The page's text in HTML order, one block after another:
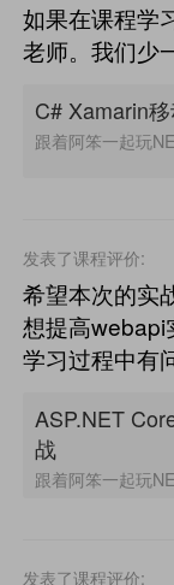
如果在课程学
老师。我们少
C# Xamarin
跟着阿笨一起玩
发表了课程评价:
希望本次的实
想提高webapi
学习过程中有
ASP.NET
战
跟着阿笨一起玩
发表了课程评价: